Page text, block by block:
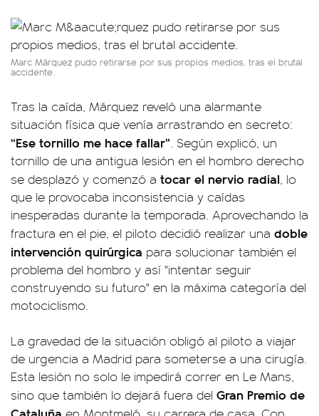
Marc Márquez pudo retirarse por sus propios medios, tras el brutal
accidente.
Tras la caída, Márquez reveló una alarmante
situación física que venía arrastrando en secreto:
“Ese tornillo me hace fallar”. Según explicó, un
tornillo de una antigua lesión en el hombro derecho
se desplazó y comenzó a tocar el nervio radial, lo
que le provocaba inconsistencia y caídas
inesperadas durante la temporada. Aprovechando la
fractura en el pie, el piloto decidió realizar una doble
intervención quirúrgica para solucionar también el
problema del hombro y así "intentar seguir
construyendo su futuro" en la máxima categoría del
motociclismo.
La gravedad de la situación obligó al piloto a viajar
de urgencia a Madrid para someterse a una cirugía.
Esta lesión no solo le impedirá correr en Le Mans,
sino que también lo dejará fuera del Gran Premio de